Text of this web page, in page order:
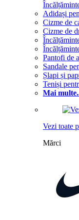
Adidași
Cizme de
Cizme de
Pantofi de
Sandale
Șlapi și
Teniși
Mai
Vezi toate
Mărci